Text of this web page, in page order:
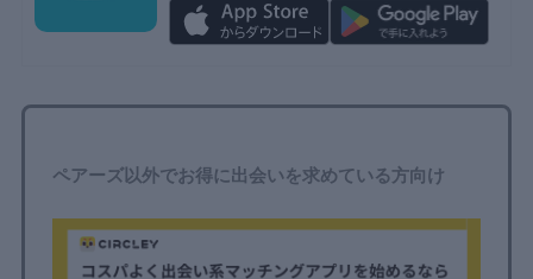
ペアーズ以外でお得に出会いを求めている方向け